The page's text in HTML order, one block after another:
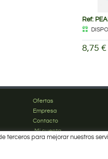
Ref:
8,75 €
Ofertas
Empresa
Contacto
Mi cuenta
terceros para mejorar nuestros